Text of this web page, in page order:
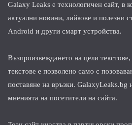
Galaxy Leaks е технологичен сайт, в
актуални новини, лийкове и полезни
Android и други смарт устройства.
Възпроизвеждането на цели
текстове е позволено само с
поставяне на връзки. GalaxyLeaks.bg
мненията на посетители на сайта.